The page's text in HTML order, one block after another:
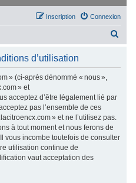
Connexion
Inscription
d’utilisation
» (ci-après dénommé « nous »,
» et
acceptez d’être légalement lié par
pas l’ensemble de ces
» et ne l’utilisez pas.
à tout moment et nous ferons de
vous incombe toutefois de consulter
utilisation continue de
vaut acceptation des